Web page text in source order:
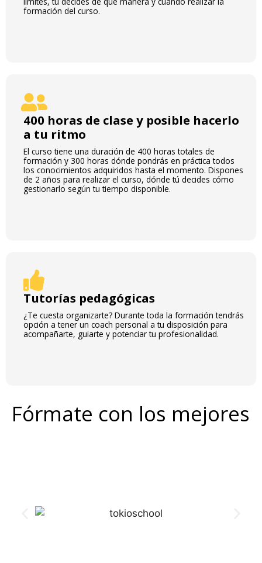
formación del curso.
400 horas de clase y posible hacerlo
a tu ritmo
El curso tiene una duración de 400 horas totales de
formación y 300 horas dónde pondrás en práctica todos
los conocimientos adquiridos hasta el momento. Dispones
de 2 años para realizar el curso, dónde tú decides cómo
gestionarlo según tu tiempo disponible.
Tutorías pedagógicas
¿Te cuesta organizarte? Durante toda la formación tendrás
opción a tener un coach personal a tu disposición para
acompañarte, guiarte y potenciar tu profesionalidad.
Fórmate con los mejores